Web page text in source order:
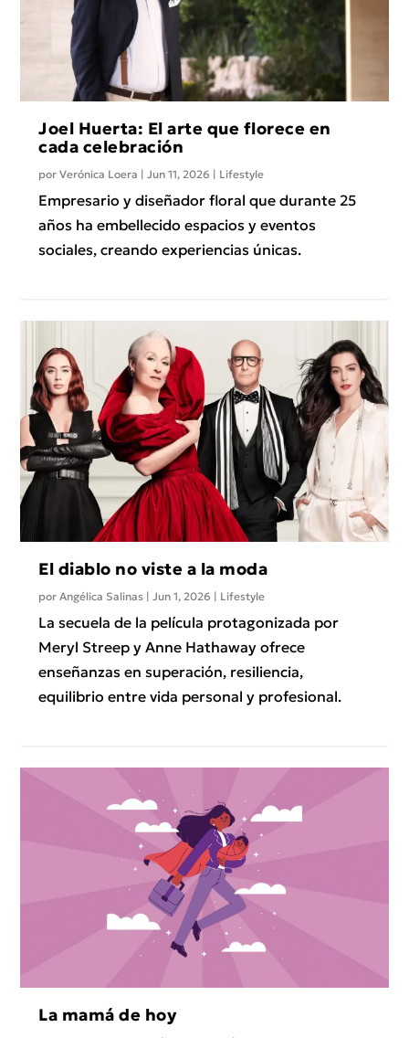
Joel Huerta: El arte que florece en
cada celebración
porVerónica Loera |Jun 11, 2026 | Lifestyle
Empresario y diseñador floral que durante 25
años ha embellecido espacios y eventos
sociales, creando experiencias únicas.
El diablo no viste a la moda
porAngélica Salinas |Jun 1, 2026 | Lifestyle
La secuela de la película protagonizada por
Meryl Streep y Anne Hathaway ofrece
enseñanzas en superación, resiliencia,
equilibrio entre vida personal y profesional.
La mamá de hoy